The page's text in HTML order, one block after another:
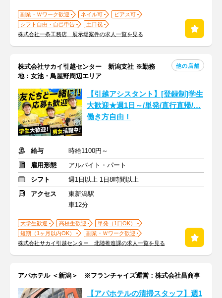
副業・Ｗワーク歓迎 ネイル可
ピアス可
シフト自由・自己申告
土日祝
株式会社一条工務店 展示場案件の求人一覧を見る
株式会社サカイ引越センター 新潟支社 ※勤務
地：女池・鳥屋野周辺エリア
他の店舗
【引越アシスタント】[登録制]学生
大歓迎★週1日～/単発/直行直帰/…
働き方自由！
給与
時給1100円～
雇用形態
アルバイト・パート
シフト
週1日以上 1日8時間以上
アクセス
東新潟駅
車12分
大学生歓迎 高校生歓迎
単発（1日OK）
短期（1ヶ月以内OK）
副業・Ｗワーク歓迎
株式会社サカイ引越センター 北陸推進課の求人一覧を見る
アパホテル ＜新潟＞ ※フランチャイズ運営：株式会社昌商事
【アパホテルの清掃スタッフ】週1